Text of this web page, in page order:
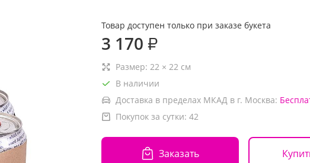
Товар доступен только при заказе букета
3 170 ₽
Размер: 22 × 22 см
В наличии
Доставка в пределах МКАД в г. Москва:
Покупок за сутки: 42
Заказать